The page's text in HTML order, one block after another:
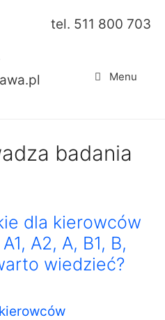
tel. 511 800 703
Menu
badania
dla kierowców
A2, A, B1, B,
wiedzieć?